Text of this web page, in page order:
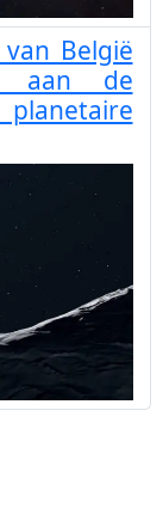
België
aan de